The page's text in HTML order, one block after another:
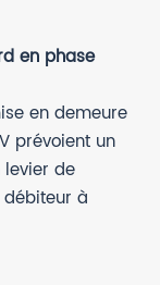
en phase
en demeure
prévoient un
levier de
à